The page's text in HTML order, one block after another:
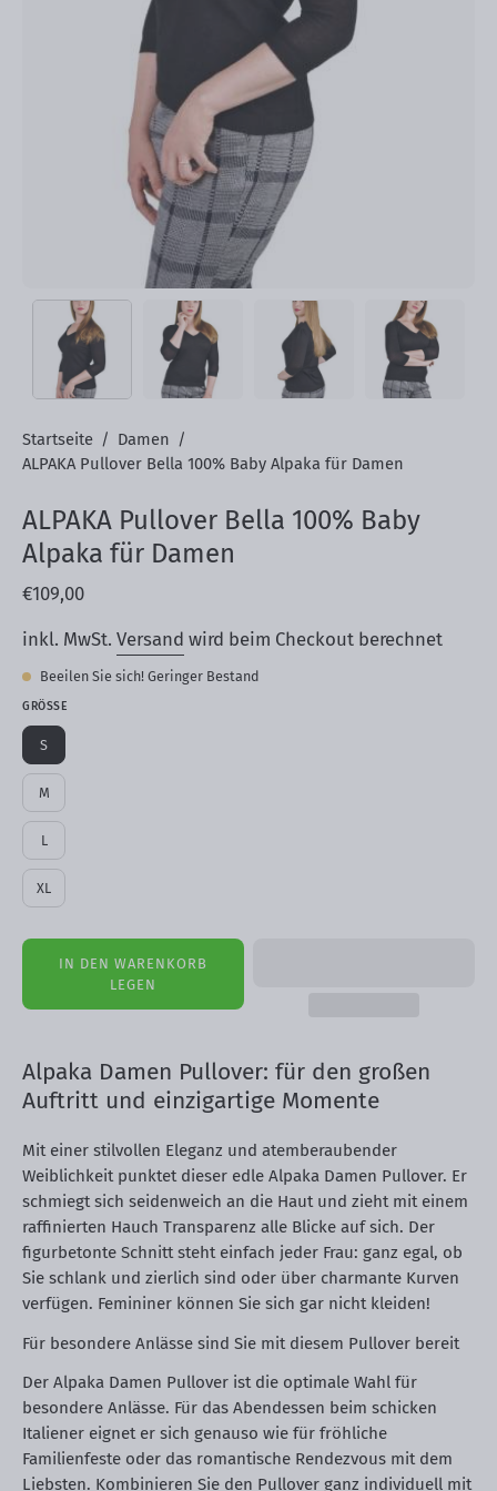
Startseite / Damen /
ALPAKA Pullover Bella 100% Baby Alpaka für Damen
ALPAKA Pullover Bella 100% Baby
Alpaka für Damen
€109,00
inkl. MwSt. Versand wird beim Checkout berechnet
Beeilen Sie sich! Geringer Bestand
GRÖSSE
S
M
L
XL
IN DEN WARENKORB
LEGEN
Alpaka Damen Pullover: für den großen
Auftritt und einzigartige Momente
Mit einer stilvollen Eleganz und atemberaubender
Weiblichkeit punktet dieser edle Alpaka Damen Pullover. Er
schmiegt sich seidenweich an die Haut und zieht mit einem
raffinierten Hauch Transparenz alle Blicke auf sich. Der
figurbetonte Schnitt steht einfach jeder Frau: ganz egal, ob
Sie schlank und zierlich sind oder über charmante Kurven
verfügen. Femininer können Sie sich gar nicht kleiden!
Für besondere Anlässe sind Sie mit diesem Pullover bereit
Der Alpaka Damen Pullover ist die optimale Wahl für
besondere Anlässe. Für das Abendessen beim schicken
Italiener eignet er sich genauso wie für fröhliche
Familienfeste oder das romantische Rendezvous mit dem
Liebsten. Kombinieren Sie den Pullover ganz individuell mit